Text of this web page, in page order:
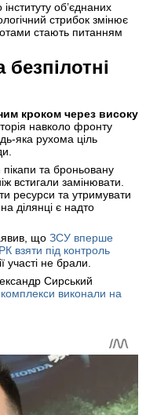
об’єднаних
стрибок змінює
стають питанням
кроком через високу
навколо фронту
яка рухома ціль
та броньовану
встигали замінювати.
ресурси та утримувати
ділянці є надто
що ЗСУ вперше
взяти під контроль
участі не брали.
Сирський
комплекси виконали на